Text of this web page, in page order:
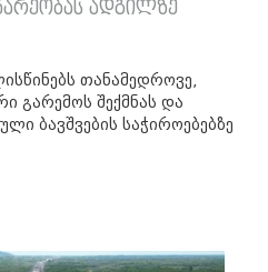
ადგილზე
თანამედროვე,
გარემოს შექმნას და
ბავშვების საჭიროებებზე